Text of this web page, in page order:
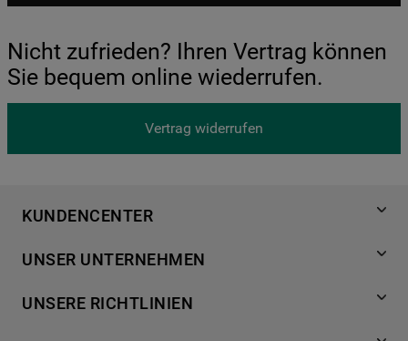
Nicht zufrieden? Ihren Vertrag können
Sie bequem online wiederrufen.
Vertrag widerrufen
KUNDENCENTER
Händlersuche
Häufige Fragen
UNSER UNTERNEHMEN
Für Händler
UNSERE RICHTLINIEN